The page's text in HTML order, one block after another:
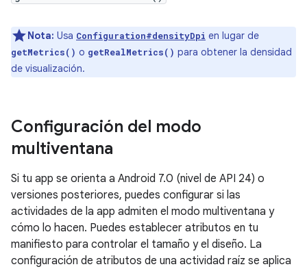
Nota: Usa Configuration#densityDpi en lugar de
getMetrics() o getRealMetrics() para obtener la densidad
de visualización.
Configuración del modo
multiventana
Si tu app se orienta a Android 7.0 (nivel de API 24) o
versiones posteriores, puedes configurar si las
actividades de la app admiten el modo multiventana y
cómo lo hacen. Puedes establecer atributos en tu
manifiesto para controlar el tamaño y el diseño. La
configuración de atributos de una actividad raíz se aplica